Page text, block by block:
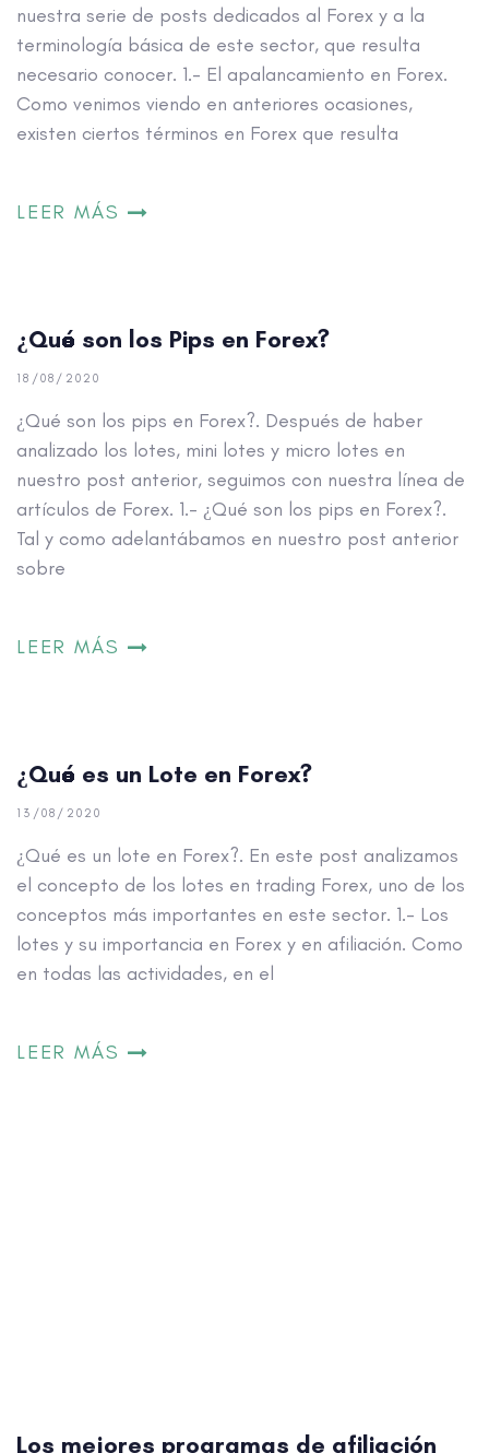
nuestra serie de posts dedicados al Forex y a la
terminología básica de este sector, que resulta
necesario conocer. 1.- El apalancamiento en Forex.
Como venimos viendo en anteriores ocasiones,
existen ciertos términos en Forex que resulta
LEER MÁS
¿Qué son los Pips en Forex?
18/08/2020
¿Qué son los pips en Forex?. Después de haber
analizado los lotes, mini lotes y micro lotes en
nuestro post anterior, seguimos con nuestra línea de
artículos de Forex. 1.- ¿Qué son los pips en Forex?.
Tal y como adelantábamos en nuestro post anterior
sobre
LEER MÁS
¿Qué es un Lote en Forex?
13/08/2020
¿Qué es un lote en Forex?. En este post analizamos
el concepto de los lotes en trading Forex, uno de los
conceptos más importantes en este sector. 1.- Los
lotes y su importancia en Forex y en afiliación. Como
en todas las actividades, en el
LEER MÁS
CFDs, las